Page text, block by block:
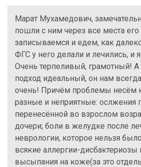
Марат Мухамедович,
пошли с ним через все места
записываемся и едем, как
ФГС у него делали и лечились, и
Очень терпеливый, грамотный!
подход идеальный, он нам
очень! Причём проблемы несём
разные и неприятные: ослжения
перенесённой во взрослом
дочери; боли в желудке после
неврологии, которое нельзя
всякие аллергии-дисбактериозы
высыпания на коже(за это